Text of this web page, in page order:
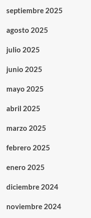
septiembre 2025
agosto 2025
julio 2025
junio 2025
mayo 2025
abril 2025
marzo 2025
febrero 2025
enero 2025
diciembre 2024
noviembre 2024